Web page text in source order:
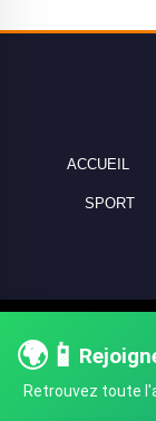
🌍📱
Retrouvez toute
ACCUEIL
SPORT